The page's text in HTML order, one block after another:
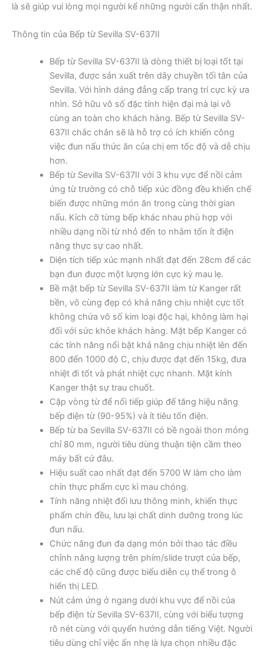
là sẽ giúp vui lòng mọi người kể những người cẩn thận nhất.
Thông tin của Bếp từ Sevilla SV-637II
Bếp từ Sevilla SV-637II là dòng thiết bị loại tốt tại
Sevilla, được sản xuất trên dây chuyền tối tân của
Sevilla. Với hình dáng đẳng cấp trang trí cực kỳ ưa
nhìn. Sở hữu vô số đặc tính hiện đại mà lại vô
cùng an toàn cho khách hàng. Bếp từ Sevilla SV-
637II chắc chắn sẽ là hỗ trợ có ích khiến công
việc đun nấu thức ăn của chị em tốc độ và dễ chịu
hơn.
Bếp từ Sevilla SV-637II với 3 khu vực để nồi cảm
ứng từ trường có chỗ tiếp xúc đồng đều khiến chế
biến được những món ăn trong cùng thời gian
nấu. Kích cỡ từng bếp khác nhau phù hợp với
nhiều dạng nồi từ nhỏ đến to nhằm tốn ít điện
năng thực sự cao nhất.
Diện tích tiếp xúc mạnh nhất đạt đến 28cm để các
bạn đun được một lượng lớn cực kỳ mau lẹ.
Bề mặt bếp từ Sevilla SV-637II làm từ Kanger rất
bền, vô cùng đẹp có khả năng chịu nhiệt cực tốt
không chứa vô số kim loại độc hại, không làm hại
đối với sức khỏe khách hàng. Mặt bếp Kanger có
các tính năng nổi bật khả năng chịu nhiệt lên đến
800 đến 1000 độ C, chịu được đạt đến 15kg, đưa
nhiệt đi tốt và phát nhiệt cực nhanh. Mặt kính
Kanger thật sự trau chuốt.
Cặp vòng từ để nối tiếp giúp để tăng hiệu năng
bếp điện từ (90-95%) và ít tiêu tốn điện.
Bếp từ ba Sevilla SV-637II có bề ngoài thon mỏng
chỉ 80 mm, người tiêu dùng thuận tiện cầm theo
máy bất cứ đâu.
Hiệu suất cao nhất đạt đến 5700 W làm cho làm
chín thực phẩm cực kì mau chóng.
Tính năng nhiệt đối lưu thông minh, khiến thực
phẩm chín đều, lưu lại chất dinh dưỡng trong lúc
đun nấu.
Chức năng đun đa dạng món bởi thao tác điều
chỉnh năng lượng trên phím/slide trượt của bếp,
các chế độ cũng được biểu diễn cụ thể trong ô
hiển thị LED.
Nút cảm ứng ở ngang dưới khu vực để nồi của
bếp điện từ Sevilla SV-637II, cùng với biểu tượng
rõ nét cùng với quyển hướng dẫn tiếng Việt. Người
tiêu dùng chỉ việc ấn nhẹ là lựa chọn nhiều đặc